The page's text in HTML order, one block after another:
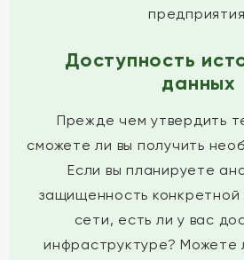
Доступность
данных
Прежде чем утвердить
сможете ли вы получить
Если вы планируете
защищенность конкретной
сети, есть ли у вас
инфраструктуре? Можете